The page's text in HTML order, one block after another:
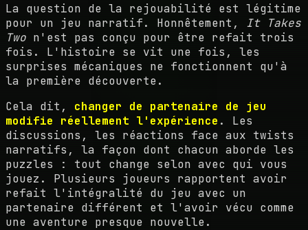
La question de la rejouabilité est légitime
pour un jeu narratif. Honnêtement, It Takes
Two n'est pas conçu pour être refait trois
fois. L'histoire se vit une fois, les
surprises mécaniques ne fonctionnent qu'à
la première découverte.
Cela dit, changer de partenaire de jeu
modifie réellement l'expérience . Les
discussions, les réactions face aux twists
narratifs, la façon dont chacun aborde les
puzzles : tout change selon avec qui vous
jouez. Plusieurs joueurs rapportent avoir
refait l'intégralité du jeu avec un
partenaire différent et l'avoir vécu comme
une aventure presque nouvelle.